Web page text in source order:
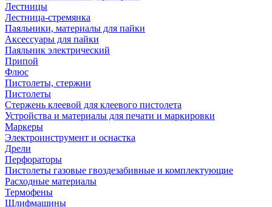
Лестницы
Лестница-стремянка
Паяльники, материалы для пайки
Аксессуары для пайки
Паяльник электрический
Припой
Флюс
Пистолеты, стержни
Пистолеты
Стержень клеевой для клеевого пистолета
Устройства и материалы для печати и маркировки
Маркеры
Электроинструмент и оснастка
Дрели
Перфораторы
Пистолеты газовые гвоздезабивные и комплектующие
Расходные материалы
Термофены
Шлифмашины